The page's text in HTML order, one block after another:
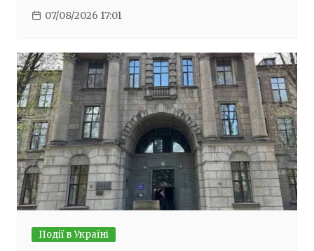
07/08/2026 17:01
Події в Україні